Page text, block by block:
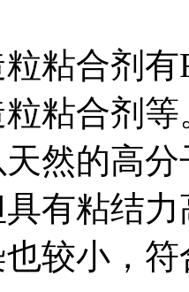
粘合剂
粘合剂
然的高
有粘结
较小，